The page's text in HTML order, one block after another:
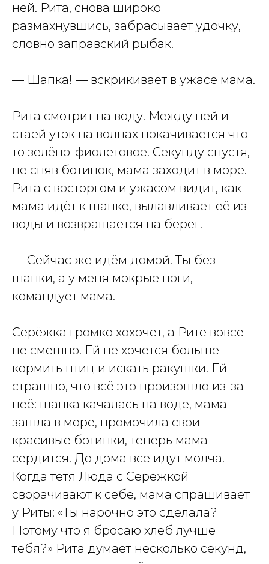
ней. Рита, снова широко
размахнувшись, забрасывает удочку,
словно заправский рыбак.
— Шапка! — вскрикивает в ужасе мама.
Рита смотрит на воду. Между ней и
стаей уток на волнах покачивается что-
то зелёно-фиолетовое. Секунду спустя,
не сняв ботинок, мама заходит в море.
Рита с восторгом и ужасом видит, как
мама идёт к шапке, вылавливает её из
воды и возвращается на берег.
— Сейчас же идём домой. Ты без
шапки, а у меня мокрые ноги, —
командует мама.
Серёжка громко хохочет, а Рите вовсе
не смешно. Ей не хочется больше
кормить птиц и искать ракушки. Ей
страшно, что всё это произошло из-за
неё: шапка качалась на воде, мама
зашла в море, промочила свои
красивые ботинки, теперь мама
сердится. До дома все идут молча.
Когда тётя Люда с Серёжкой
сворачивают к себе, мама спрашивает
у Риты: «Ты нарочно это сделала?
Потому что я бросаю хлеб лучше
тебя?» Рита думает несколько секунд,